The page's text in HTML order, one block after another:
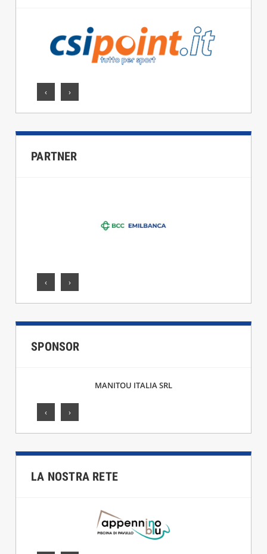
‹ ›
PARTNER
‹ ›
SPONSOR
MANITOU ITALIA SRL
‹ ›
LA NOSTRA RETE